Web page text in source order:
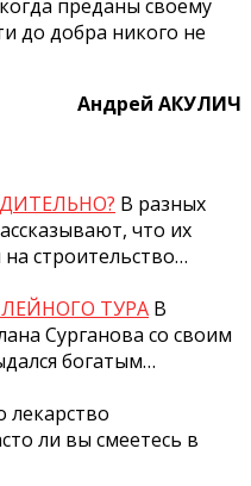
преданы своему
до добра никого не
Андрей АКУЛИЧ
В разных
что их
строительство…
ТУРА В
Сурганова со своим
богатым…
лекарство
ли вы смеетесь в